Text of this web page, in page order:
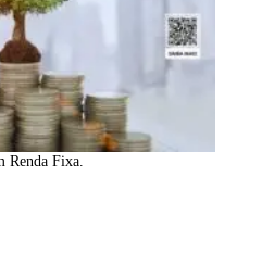
Renda Fixa.